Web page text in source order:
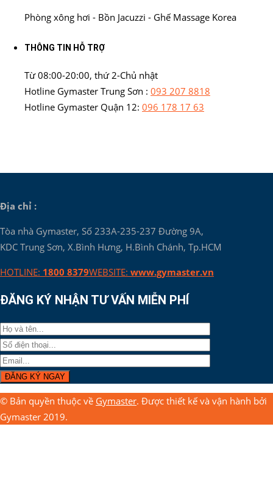
Phòng xông hơi - Bồn Jacuzzi - Ghế Massage Korea
THÔNG TIN HỖ TRỢ
Từ 08:00-20:00, thứ 2-Chủ nhật
Hotline Gymaster Trung Sơn : 093 207 8818
Hotline Gymaster Quận 12: 096 178 17 63
Địa chỉ :
Tòa nhà Gymaster, Số 233A-235-237 Đường 9A,
KDC Trung Sơn, X.Bình Hưng, H.Bình Chánh, Tp.HCM
HOTLINE: 1800 8379WEBSITE: www.gymaster.vn
ĐĂNG KÝ NHẬN TƯ VẤN MIỄN PHÍ
© Bản quyền thuộc về Gymaster. Được thiết kế và vận hành bởi
Gymaster 2019.